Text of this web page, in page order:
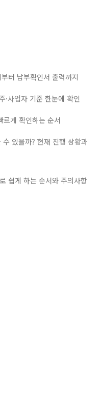
터 납부확인서 출력까지
·사업자 기준 한눈에 확인
르게 확인하는 순서
있을까? 현재 진행 상황과
쉽게 하는 순서와 주의사항